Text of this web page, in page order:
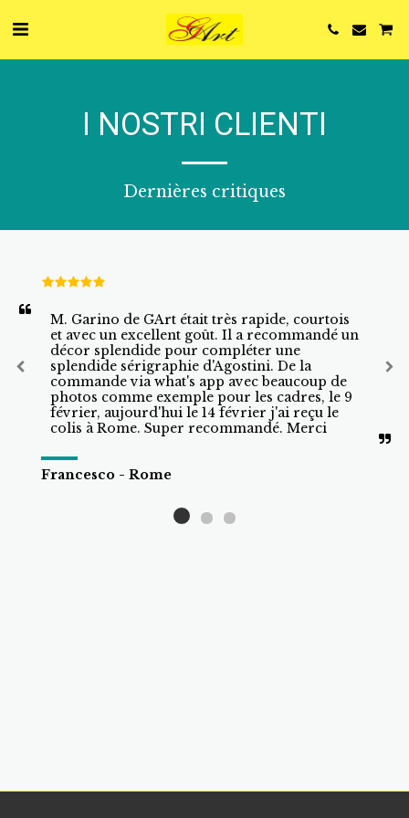
I NOSTRI CLIENTI
Dernières critiques
M. Garino de GArt était très rapide, courtois
et avec un excellent goût. Il a recommandé un
décor splendide pour compléter une
splendide sérigraphie d'Agostini. De la
commande via what's app avec beaucoup de
photos comme exemple pour les cadres, le 9
février, aujourd'hui le 14 février j'ai reçu le
colis à Rome. Super recommandé. Merci
Francesco - Rome